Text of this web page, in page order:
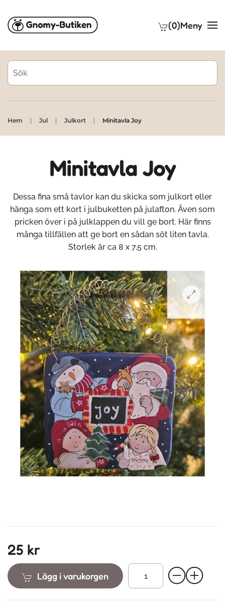
Skip to main content (0)Meny
Hem Jul Julkort Minitavla Joy
Minitavla Joy
Dessa fina små tavlor kan du skicka som julkort eller
hänga som ett kort i julbuketten på julafton. Även som
pricken över i på julklappen du vill ge bort. Här finns
många tillfällen att ge bort en sådan söt liten tavla.
Storlek är ca 8 x 7,5 cm.
25 kr
Lägg i varukorgen